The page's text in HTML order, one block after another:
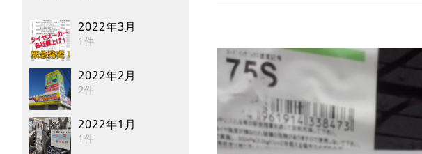
2022年3月
1件
2022年2月
2件
2022年1月
1件